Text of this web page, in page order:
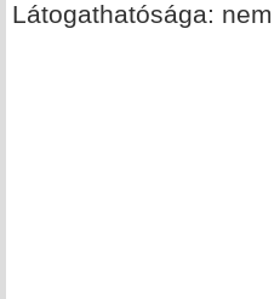
Látogathatósága: nem